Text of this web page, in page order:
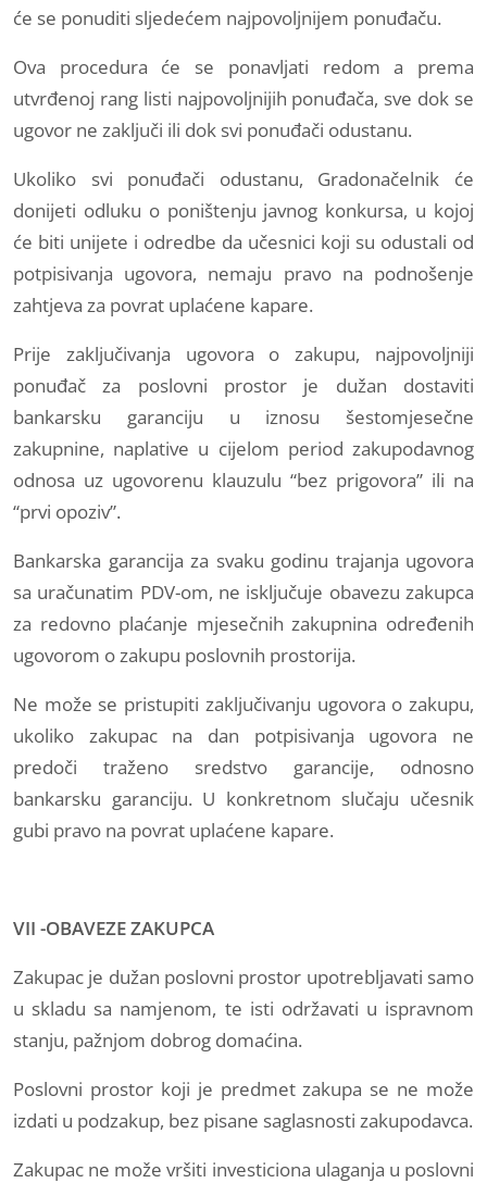
će se ponuditi sljedećem najpovoljnijem ponuđaču.
Ova procedura će se ponavljati redom a prema
utvrđenoj rang listi najpovoljnijih ponuđača, sve dok se
ugovor ne zaključi ili dok svi ponuđači odustanu.
Ukoliko svi ponuđači odustanu, Gradonačelnik će
donijeti odluku o poništenju javnog konkursa, u kojoj
će biti unijete i odredbe da učesnici koji su odustali od
potpisivanja ugovora, nemaju pravo na podnošenje
zahtjeva za povrat uplaćene kapare.
Prije zaključivanja ugovora o zakupu, najpovoljniji
ponuđač za poslovni prostor je dužan dostaviti
bankarsku garanciju u iznosu šestomjesečne
zakupnine, naplative u cijelom period zakupodavnog
odnosa uz ugovorenu klauzulu “bez prigovora” ili na
“prvi opoziv”.
Bankarska garancija za svaku godinu trajanja ugovora
sa uračunatim PDV-om, ne isključuje obavezu zakupca
za redovno plaćanje mjesečnih zakupnina određenih
ugovorom o zakupu poslovnih prostorija.
Ne može se pristupiti zaključivanju ugovora o zakupu,
ukoliko zakupac na dan potpisivanja ugovora ne
predoči traženo sredstvo garancije, odnosno
bankarsku garanciju. U konkretnom slučaju učesnik
gubi pravo na povrat uplaćene kapare.
VII -OBAVEZE ZAKUPCA
Zakupac je dužan poslovni prostor upotrebljavati samo
u skladu sa namjenom, te isti održavati u ispravnom
stanju, pažnjom dobrog domaćina.
Poslovni prostor koji je predmet zakupa se ne može
izdati u podzakup, bez pisane saglasnosti zakupodavca.
Zakupac ne može vršiti investiciona ulaganja u poslovni